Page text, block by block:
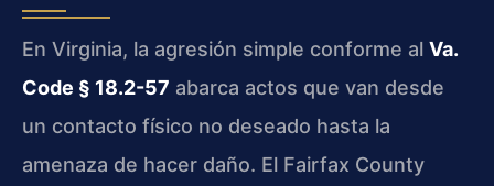
En Virginia, la agresión simple conforme al Va.
Code § 18.2-57 abarca actos que van desde
un contacto físico no deseado hasta la
amenaza de hacer daño. El Fairfax County